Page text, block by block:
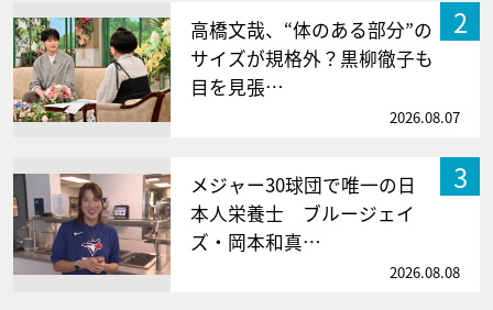
2
高橋文哉、“体のある部分”の
サイズが規格外？黒柳徹子も
目を見張…
2026.08.07
3
メジャー30球団で唯一の日
本人栄養士 ブルージェイ
ズ・岡本和真…
2026.08.08